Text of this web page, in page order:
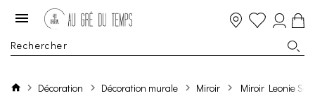
Décoration Décoration murale Miroir Miroir Leonie